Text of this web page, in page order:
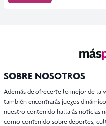
SOBRE NOSOTROS
Además de ofrecerte lo mejor de la
también encontrarás juegos
nuestro contenido hallarás noticias
como contenido sobre deportes,